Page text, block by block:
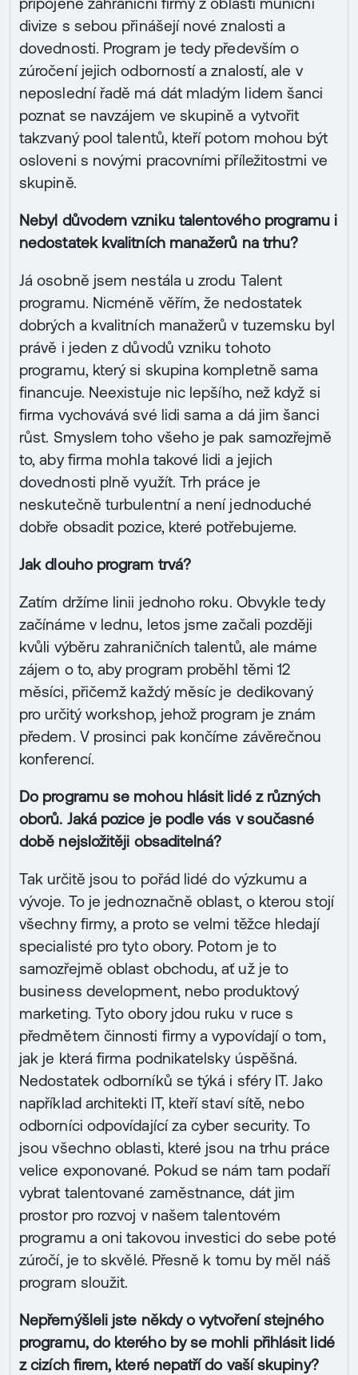
divize s sebou přinášejí nové znalosti a
dovednosti. Program je tedy především o
zúročení jejich odborností a znalostí, ale v
neposlední řadě má dát mladým lidem šanci
poznat se navzájem ve skupině a vytvořit
takzvaný pool talentů, kteří potom mohou být
osloveni s novými pracovními příležitostmi ve
skupině.
Nebyl důvodem vzniku talentového programu i
nedostatek kvalitních manažerů na trhu?
Já osobně jsem nestála u zrodu Talent
programu. Nicméně věřím, že nedostatek
dobrých a kvalitních manažerů v tuzemsku byl
právě i jeden z důvodů vzniku tohoto
programu, který si skupina kompletně sama
financuje. Neexistuje nic lepšího, než když si
firma vychovává své lidi sama a dá jim šanci
růst. Smyslem toho všeho je pak samozřejmě
to, aby firma mohla takové lidi a jejich
dovednosti plně využít. Trh práce je
neskutečně turbulentní a není jednoduché
dobře obsadit pozice, které potřebujeme.
Jak dlouho program trvá?
Zatím držíme linii jednoho roku. Obvykle tedy
začínáme v lednu, letos jsme začali později
kvůli výběru zahraničních talentů, ale máme
zájem o to, aby program proběhl těmi 12
měsíci, přičemž každý měsíc je dedikovaný
pro určitý workshop, jehož program je znám
předem. V prosinci pak končíme závěrečnou
konferencí.
Do programu se mohou hlásit lidé z různých
oborů. Jaká pozice je podle vás v současné
době nejsložitěji obsaditelná?
Tak určitě jsou to pořád lidé do výzkumu a
vývoje. To je jednoznačně oblast, o kterou stojí
všechny firmy, a proto se velmi těžce hledají
specialisté pro tyto obory. Potom je to
samozřejmě oblast obchodu, ať už je to
business development, nebo produktový
marketing. Tyto obory jdou ruku v ruce s
předmětem činnosti firmy a vypovídají o tom,
jak je která firma podnikatelsky úspěšná.
Nedostatek odborníků se týká i sféry IT. Jako
například architekti IT, kteří staví sítě, nebo
odborníci odpovídající za cyber security. To
jsou všechno oblasti, které jsou na trhu práce
velice exponované. Pokud se nám tam podaří
vybrat talentované zaměstnance, dát jim
prostor pro rozvoj v našem talentovém
programu a oni takovou investici do sebe poté
zúročí, je to skvělé. Přesně k tomu by měl náš
program sloužit.
Nepřemýšleli jste někdy o vytvoření stejného
programu, do kterého by se mohli přihlásit lidé
z cizích firem, které nepatří do vaší skupiny?